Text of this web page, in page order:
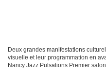
Deux grandes manifestations
visuelle et leur programmation en
Nancy Jazz Pulsations Premier